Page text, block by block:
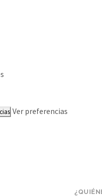
Ver preferencias